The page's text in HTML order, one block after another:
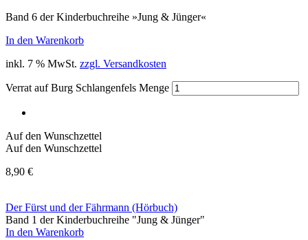
Band 6 der Kinderbuchreihe »Jung & Jünger«
In den Warenkorb
inkl. 7 % MwSt. zzgl. Versandkosten
Verrat auf Burg Schlangenfels Menge
Auf den Wunschzettel
Auf den Wunschzettel
8,90 €
Der Fürst und der Fährmann (Hörbuch)
Band 1 der Kinderbuchreihe "Jung & Jünger"
In den Warenkorb